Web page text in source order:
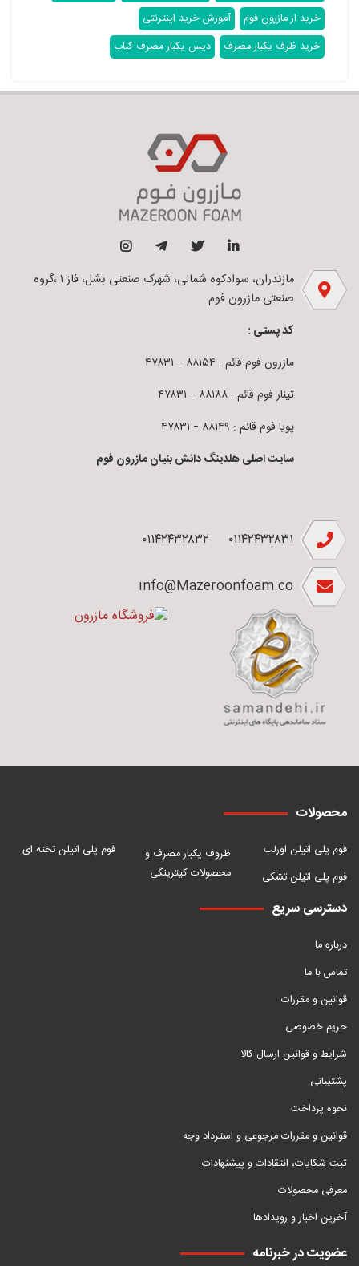
خرید از مازرون فوم
آموزش خرید اینترنتی
خرید ظرف یکبار مصرف
دیس یکبار مصرف کباب
مازندران، سوادکوه شمالی، شهرک صنعتی بشل، فاز ۱ ،گروه
صنعتی مازرون فوم
کد پستی :
مازرون فوم قائم : ۸۸۱۵۴ – ۴۷۸۳۱
تینار فوم قائم : ۸۸۱۸۸ – ۴۷۸۳۱
پویا فوم قائم : ۸۸۱۴۹ – ۴۷۸۳۱
سایت اصلی هلدینگ دانش بنیان مازرون فوم
۰۱۱۴۲۴۳۲۸۳۱ ۰۱۱۴۲۴۳۲۸۳۲
info@Mazeroonfoam.co
محصولات
فوم پلی اتیلن اورلب
فوم پلی اتیلن تشکی
ظروف یکبار مصرف و
محصولات کیترینگی
فوم پلی اتیلن تخته ای
دسترسی سریع
درباره ما
تماس با ما
قوانین و مقررات
حریم خصوصی
شرایط و قوانین ارسال کالا
پشتیبانی
نحوه پرداخت
قوانین و مقررات مرجوعی و استرداد وجه
ثبت شکایات، انتقادات و پیشنهادات
معرفی محصولات
آخرین اخبار و رویدادها
عضویت در خبرنامه